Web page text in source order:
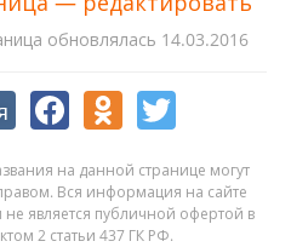
обновлялась 14.03.2016
на данной странице могут
Вся информация на сайте
является публичной офертой в
2 статьи 437 ГК РФ.